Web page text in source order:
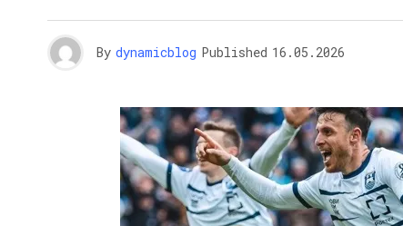
By dynamicblog Published 16.05.2026